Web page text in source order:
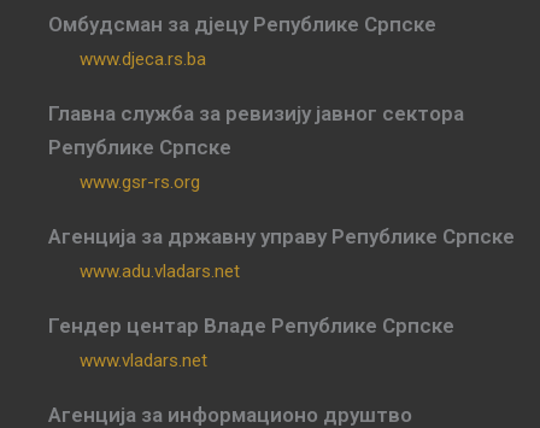
Омбудсман за дјецу Републике Српске
www.djeca.rs.ba
Главна служба за ревизију јавног сектора
Републике Српске
www.gsr-rs.org
Агенција за државну управу Републике Српске
www.adu.vladars.net
Гендер центар Владе Републике Српске
www.vladars.net
Агенција за информационо друштво